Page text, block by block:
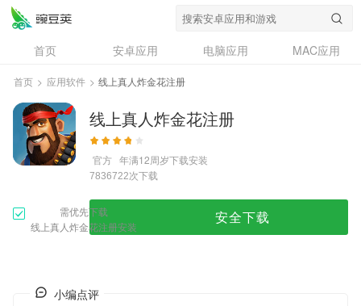
首页 安卓应用 电脑应用
MAC应用
资讯
专题
问答
首页 > 应用软件 > 线上真人炸金花注册
线上真人炸金花注册
官方 年满12周岁下载安装
7836722次下载
需优先下载
线上真人炸金花注册安装
安全下载
小编点评